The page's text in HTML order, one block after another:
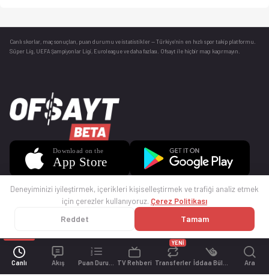
Canlı Akış TV Rehberi Transferler
YENİ
Ara
Canlı skorlar , maç sonuçları, puan durumu ve istatistikler — Türkiye’nin en hızlı spor takip platformu.
Süper Lig, UEFA Şampiyonlar Ligi, Euroleague ve daha fazlası. Ofsayt ile hiçbir maçı kaçırmayın.
© 2025 Ofsayt
Deneyiminizi iyileştirmek, içerikleri kişiselleştirmek ve trafiği analiz etmek
için çerezler kullanıyoruz. Çerez Politikası
Reddet Tamam